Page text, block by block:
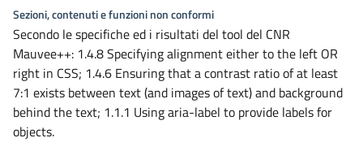
Sezioni, contenuti e funzioni non conformi
Secondo le specifiche ed i risultati del tool del CNR
Mauvee++: 1.4.8 Specifying alignment either to the left OR
right in CSS; 1.4.6 Ensuring that a contrast ratio of at least
7:1 exists between text (and images of text) and background
behind the text; 1.1.1 Using aria-label to provide labels for
objects.